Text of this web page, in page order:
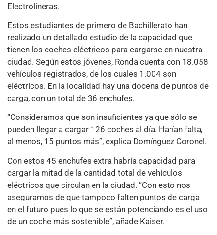
Electrolineras.
Estos estudiantes de primero de Bachillerato han
realizado un detallado estudio de la capacidad que
tienen los coches eléctricos para cargarse en nuestra
ciudad. Según estos jóvenes, Ronda cuenta con 18.058
vehículos registrados, de los cuales 1.004 son
eléctricos. En la localidad hay una docena de puntos de
carga, con un total de 36 enchufes.
“Consideramos que son insuficientes ya que sólo se
pueden llegar a cargar 126 coches al día. Harían falta,
al menos, 15 puntos más”, explica Domínguez Coronel.
Con estos 45 enchufes extra habría capacidad para
cargar la mitad de la cantidad total de vehículos
eléctricos que circulan en la ciudad. “Con esto nos
aseguramos de que tampoco falten puntos de carga
en el futuro pues lo que se están potenciando es el uso
de un coche más sostenible”, añade Kaiser.